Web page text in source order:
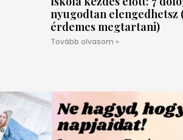
nyugodtan elengedhetsz
érdemes megtartani)
Tovább olvasom »